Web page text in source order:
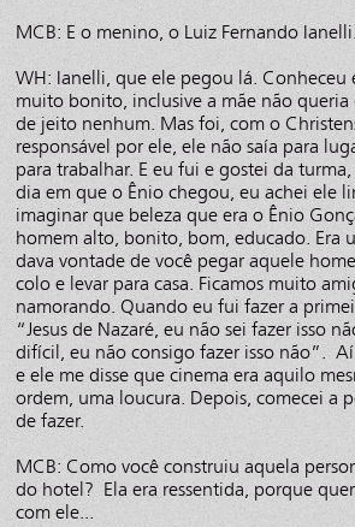
MCB: E o menino, o Luiz Fernando
WH: Ianelli, que ele pegou lá. Conheceu
muito bonito, inclusive a mãe não queria
de jeito nenhum. Mas foi, com o
responsável por ele, ele não saía para
para trabalhar. E eu fui e gostei da
dia em que o Ênio chegou, eu achei ele
imaginar que beleza que era o Ênio
homem alto, bonito, bom, educado. Era
dava vontade de você pegar aquele
colo e levar para casa. Ficamos muito
namorando. Quando eu fui fazer a
“Jesus de Nazaré, eu não sei fazer isso
difícil, eu não consigo fazer isso não”.
e ele me disse que cinema era aquilo
ordem, uma loucura. Depois, comecei a
de fazer.
MCB: Como você construiu aquela
do hotel? Ela era ressentida, porque
com ele...